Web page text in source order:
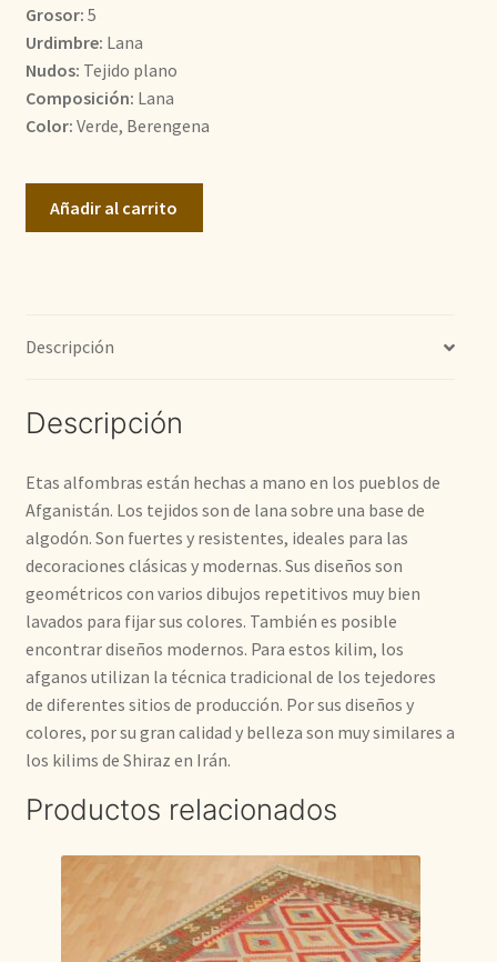
Grosor: 5
Urdimbre: Lana
Nudos: Tejido plano
Composición: Lana
Color: Verde, Berengena
Añadir al carrito
Descripción
Descripción
Etas alfombras están hechas a mano en los pueblos de
Afganistán. Los tejidos son de lana sobre una base de
algodón. Son fuertes y resistentes, ideales para las
decoraciones clásicas y modernas. Sus diseños son
geométricos con varios dibujos repetitivos muy bien
lavados para fijar sus colores. También es posible
encontrar diseños modernos. Para estos kilim, los
afganos utilizan la técnica tradicional de los tejedores
de diferentes sitios de producción. Por sus diseños y
colores, por su gran calidad y belleza son muy similares a
los kilims de Shiraz en Irán.
Productos relacionados